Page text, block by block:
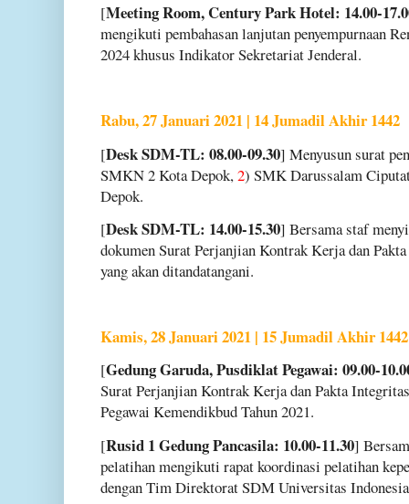
[Meeting Room, Century Park Hotel: 14.00-
mengikuti pembahasan lanjutan penyempurnaan
2024 khusus Indikator Sekretariat Jenderal.
Rabu, 27 Januari 2021 | 14 Jumadil Akhir 1442
[Desk SDM-TL: 08.00-09.30] Menyusun surat
SMKN 2 Kota Depok, 2) SMK Darussalam
Depok.
[Desk SDM-TL: 14.00-15.30] Bersama staf
dokumen Surat Perjanjian Kontrak Kerja dan
yang akan ditandatangani.
Kamis, 28 Januari 2021 | 15 Jumadil Akhir 1442
[Gedung Garuda, Pusdiklat Pegawai: 09.00-
Surat Perjanjian Kontrak Kerja dan Pakta
Pegawai Kemendikbud Tahun 2021.
[Rusid 1 Gedung Pancasila: 10.00-11.30]
pelatihan mengikuti rapat koordinasi pelatihan
dengan Tim Direktorat SDM Universitas